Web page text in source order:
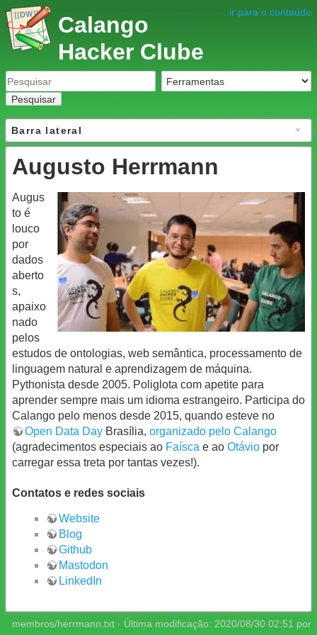
ir para o conteúdo
Calango
Hacker Clube
Pesquisar
Barra lateral
Augusto Herrmann
Augus
to é
louco
por
dados
aberto
s,
apaixo
nado
pelos
estudos de ontologias, web semântica, processamento de
linguagem natural e aprendizagem de máquina.
Pythonista desde 2005. Poliglota com apetite para
aprender sempre mais um idioma estrangeiro. Participa do
Calango pelo menos desde 2015, quando esteve no
Open Data Day Brasília, organizado pelo Calango
(agradecimentos especiais ao Faísca e ao Otávio por
carregar essa treta por tantas vezes!).
Contatos e redes sociais
Website
Blog
Github
Mastodon
LinkedIn
membros/herrmann.txt · Última modificação: 2020/08/30 02:51 por